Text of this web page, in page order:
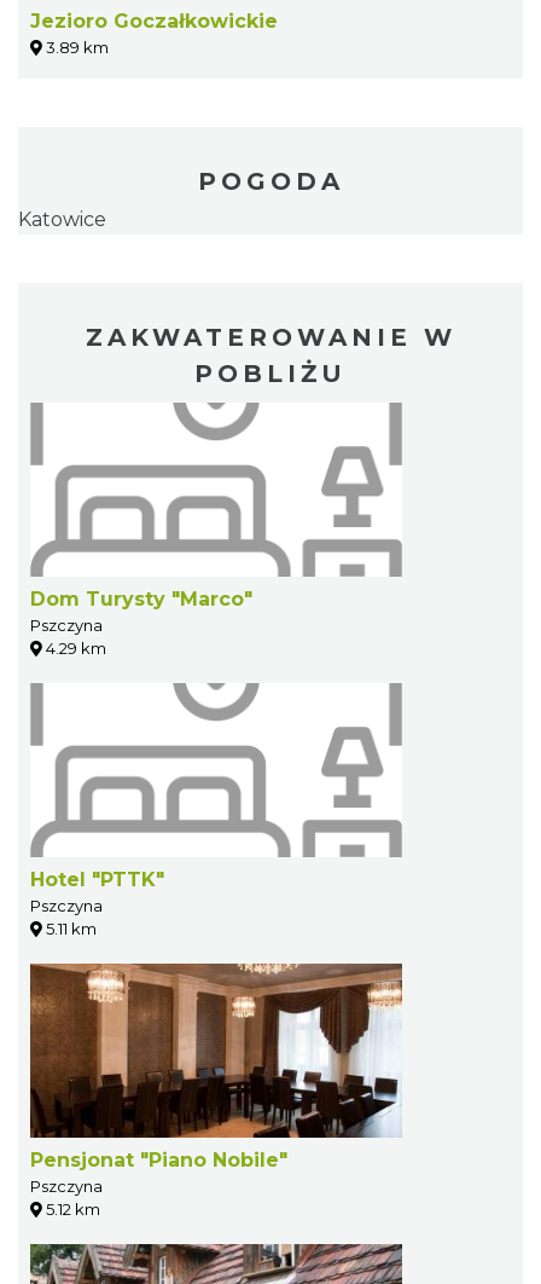
Jezioro Goczałkowickie
3.89 km
POGODA
Katowice
ZAKWATEROWANIE W
POBLIŻU
Dom Turysty "Marco"
Pszczyna
4.29 km
Hotel "PTTK"
Pszczyna
5.11 km
Pensjonat "Piano Nobile"
Pszczyna
5.12 km